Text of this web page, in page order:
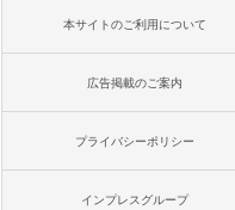
本サイトのご利用について
広告掲載のご案内
プライバシーポリシー
インプレスグループ